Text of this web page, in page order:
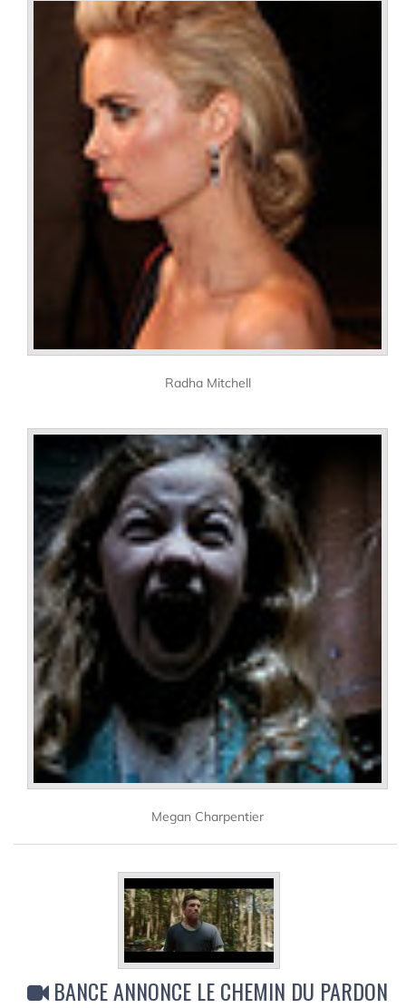
Radha Mitchell
Megan Charpentier
BANCE ANNONCE LE CHEMIN DU PARDON